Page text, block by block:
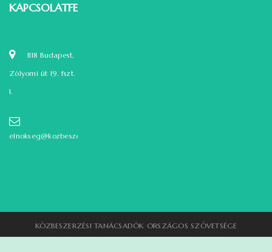
KAPCSOLATFELVÉTEL
1118 Budapest,
Zólyomi út 19. fszt.
1.
elnokseg@kozbeszerzok.hu
KÖZBESZERZÉSI TANÁCSADÓK ORSZÁGOS SZÖVETSÉGE